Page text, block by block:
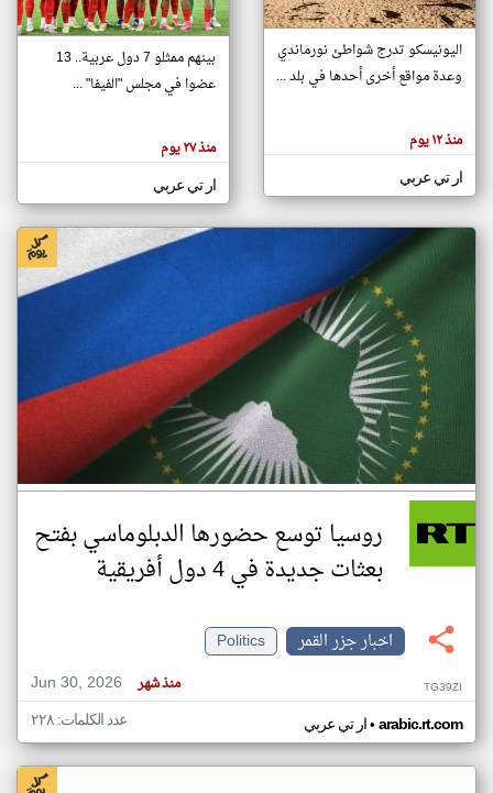
تغيير الدولة
اخبار جزر القمر على مدار الساعة
أهم اخبار جزر القمر العاجلة والمباشرة
هنا عن
وجهة
كاتبيها.
اليونيسكو تدرج شواطئ نورماندي
وعدة مواقع أخرى أحدها في بلد ...
منذ ١٢ يوم
ار تي عربي
بينهم ممثلو 7 دول عربية.. 13
عضوا في مجلس "الفيفا" ...
منذ ٢٧ يوم
ار تي عربي
روسيا توسع حضورها الدبلوماسي بفتح
بعثات جديدة في 4 دول أفريقية
اخبار جزر القمر
Politics
Jun 30, 2026
منذ شهر TG39ZI
ار تي عربي• arabic.rt.com عدد الكلمات: ٢٢٨
klyoum.com